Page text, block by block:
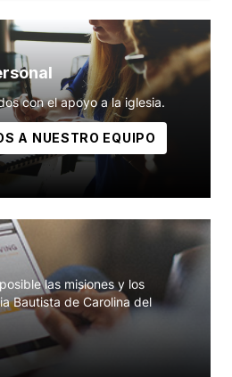
con el apoyo a la iglesia.
A NUESTRO EQUIPO
las misiones y los
Bautista de Carolina del